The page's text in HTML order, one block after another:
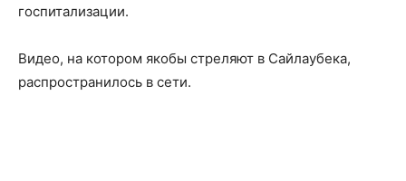
госпитализации.
Видео, на котором якобы стреляют в Сайлаубека,
распространилось в сети.